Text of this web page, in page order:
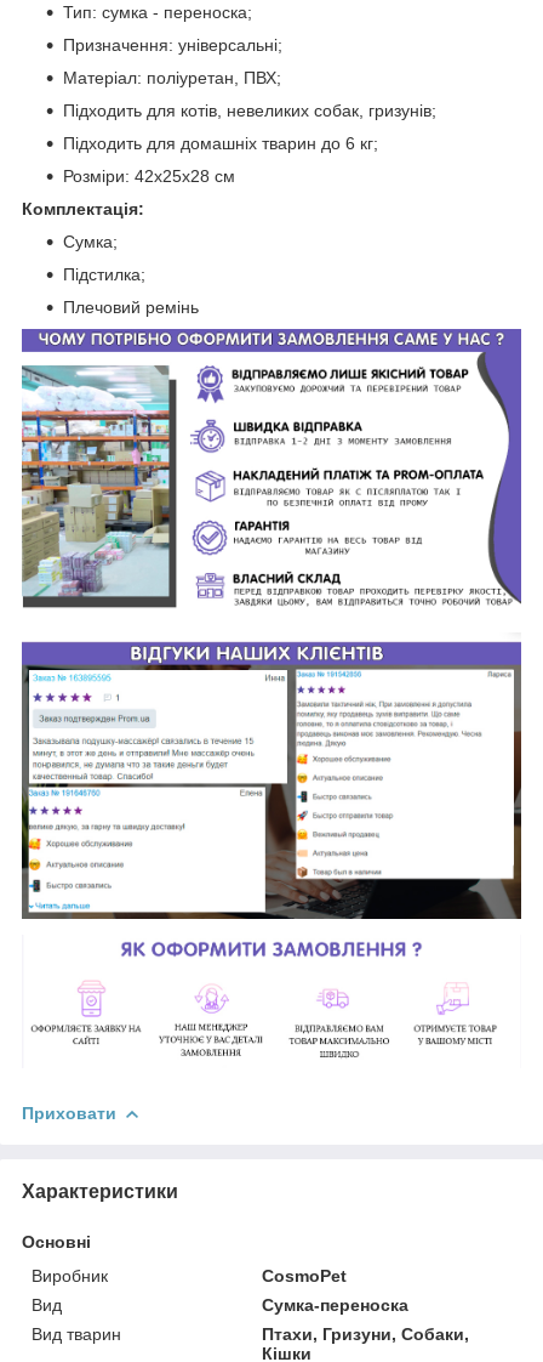
Тип: сумка - переноска;
Призначення: універсальні;
Матеріал: поліуретан, ПВХ;
Підходить для котів, невеликих собак, гризунів;
Підходить для домашніх тварин до 6 кг;
Розміри: 42х25х28 см
Комплектація:
Сумка;
Підстилка;
Плечовий ремінь
Приховати
Характеристики
Основні
Виробник
CosmoPet
Вид
Сумка-переноска
Вид тварин
Птахи, Гризуни, Собаки,
Кішки